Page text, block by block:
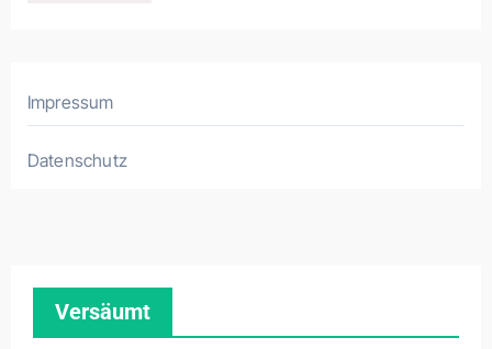
Impressum
Datenschutz
Versäumt